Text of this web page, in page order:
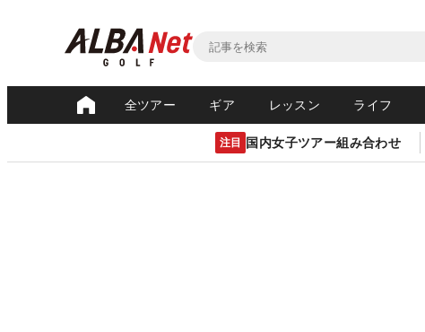
全ツアー ギア レッスン ライフ
注目 国内女子ツアー組み合わせ